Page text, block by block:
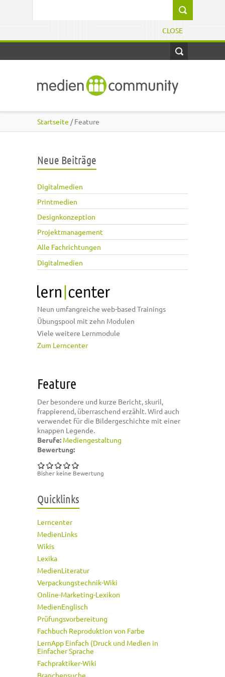
CLOSE
Startseite / Feature
Neue Beiträge
Digitalmedien
Printmedien
Designkonzeption
Projektmanagement
Alle Fachrichtungen
Digitalmedien
Neun umfangreiche web-based Trainings
Übungspool mit zehn Modulen
Viele weitere Lernmodule
Zum Lerncenter
Feature
Der besondere und kurze Bericht, skuril,
frappierend, überraschend erzählt. Wird auch
verwendet für die Bildergeschichte mit einer
knappen Legende.
Berufe: Mediengestaltung
Bewertung:
Bisher keine Bewertung
Quicklinks
Lerncenter
MedienLinks
Wikis
Lexika
MedienLiteratur
Verpackungstechnik-Wiki
Online-Marketing-Lexikon
MedienEnglisch
Prüfungsvorbereitung
Fachbuch Reproduktion von Farbe
LernApp Einfach (Druck und Medien in
Einfacher Sprache
Fachpraktiker-Wiki
Branchensuche